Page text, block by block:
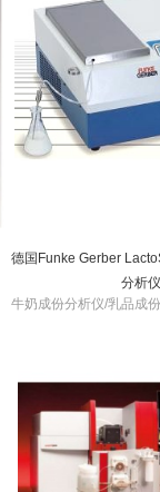
德国Funke Gerber
分析仪